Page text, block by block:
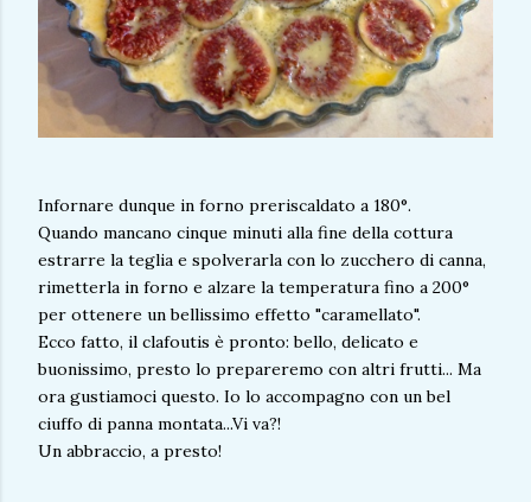
Infornare dunque in forno preriscaldato a 180°.
Quando mancano cinque minuti alla fine della cottura
estrarre la teglia e spolverarla con lo zucchero di canna,
rimetterla in forno e alzare la temperatura fino a 200°
per ottenere un bellissimo effetto "caramellato".
Ecco fatto, il clafoutis è pronto: bello, delicato e
buonissimo, presto lo prepareremo con altri frutti... Ma
ora gustiamoci questo. Io lo accompagno con un bel
ciuffo di panna montata...Vi va?!
Un abbraccio, a presto!